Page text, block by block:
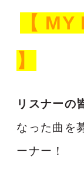
【
】
リスナーの
なった曲を
ーナー！